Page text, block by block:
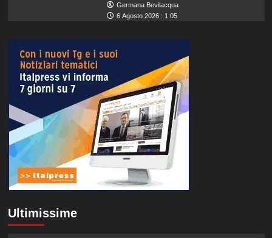
Germana Bevilacqua
6 Agosto 2026 : 1:05
Ultimissime